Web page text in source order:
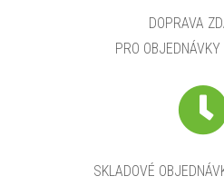
DOPRAVA
PRO
SKLADOVÉ